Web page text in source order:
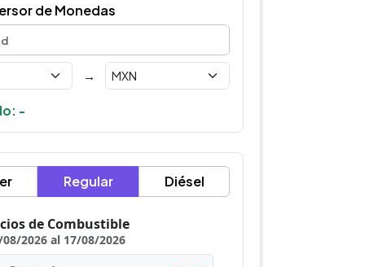
de Monedas
→
-
Regular Diésel